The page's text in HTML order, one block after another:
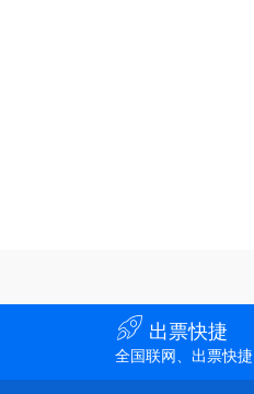
 出票快捷
全国联网、出票快捷